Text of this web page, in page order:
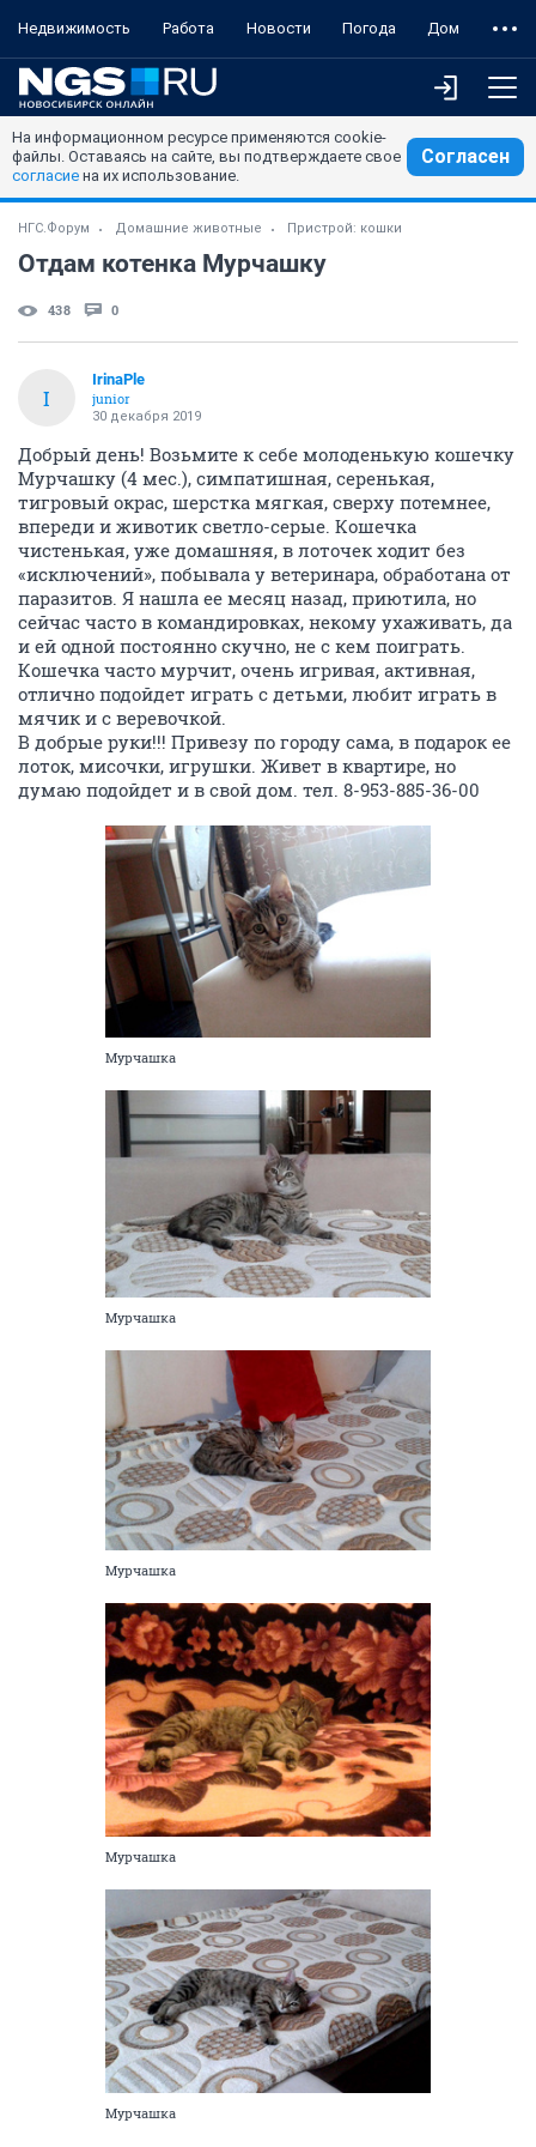
Недвижимость Работа Новости Погода Дом
На информационном ресурсе применяются cookie-
файлы. Оставаясь на сайте, вы подтверждаете свое
согласие на их использование.
Согласен
НГС.Форум Домашние животные Пристрой: кошки
Отдам котенка Мурчашку
438 0
I
IrinaPle
junior
30 декабря 2019
Добрый день! Возьмите к себе молоденькую кошечку
Мурчашку (4 мес.), симпатишная, серенькая,
тигровый окрас, шерстка мягкая, сверху потемнее,
впереди и животик светло-серые. Кошечка
чистенькая, уже домашняя, в лоточек ходит без
«исключений», побывала у ветеринара, обработана от
паразитов. Я нашла ее месяц назад, приютила, но
сейчас часто в командировках, некому ухаживать, да
и ей одной постоянно скучно, не с кем поиграть.
Кошечка часто мурчит, очень игривая, активная,
отлично подойдет играть с детьми, любит играть в
мячик и с веревочкой.
В добрые руки!!! Привезу по городу сама, в подарок ее
лоток, мисочки, игрушки. Живет в квартире, но
думаю подойдет и в свой дом. тел. 8-953-885-36-00
Мурчашка
Мурчашка
Мурчашка
Мурчашка
Мурчашка